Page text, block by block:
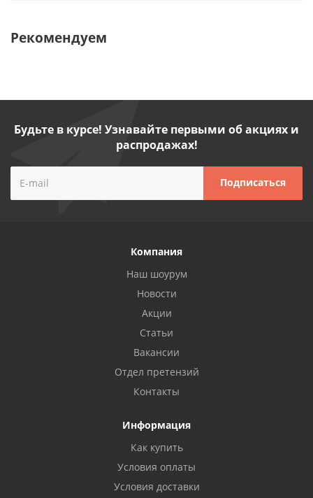
Рекомендуем
Будьте в курсе! Узнавайте первыми об акциях и
распродажах!
Компания
Наш шоурум
Новости
Акции
Статьи
Вакансии
Отдел претензий
Контакты
Информация
Как купить
Условия оплаты
Условия доставки